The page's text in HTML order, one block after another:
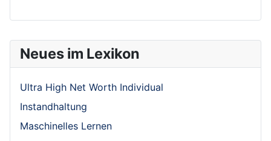
Neues im Lexikon
Ultra High Net Worth Individual
Instandhaltung
Maschinelles Lernen